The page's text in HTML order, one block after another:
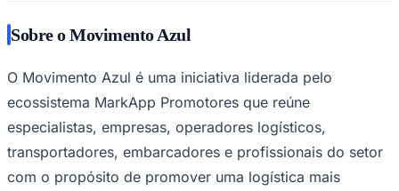
Sobre o Movimento Azul
O Movimento Azul é uma iniciativa liderada pelo
ecossistema MarkApp Promotores que reúne
especialistas, empresas, operadores logísticos,
transportadores, embarcadores e profissionais do setor
com o propósito de promover uma logística mais